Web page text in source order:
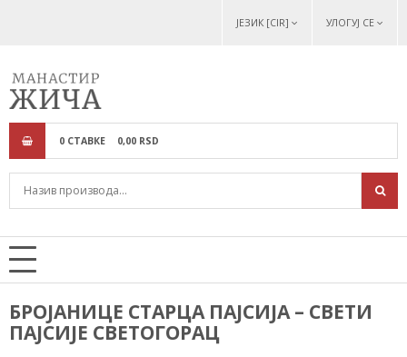
ЈЕЗИК [CIR] УЛОГУЈ СЕ
0 СТАВКЕ 0,00 RSD
БРОЈАНИЦЕ СТАРЦА ПАЈСИЈА – СВЕТИ
ПАЈСИЈЕ СВЕТОГОРАЦ